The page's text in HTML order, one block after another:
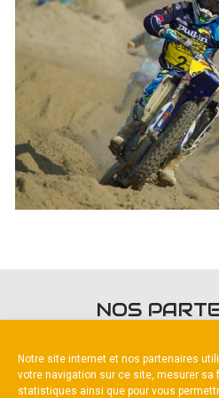
Notre site internet et nos partenaires
votre navigation sur ce site, mesurer sa
statistiques ainsi que pour vous
NOS